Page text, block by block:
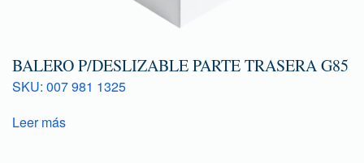
BALERO P/DESLIZABLE PARTE TRASERA G85
SKU: 007 981 1325
Leer más